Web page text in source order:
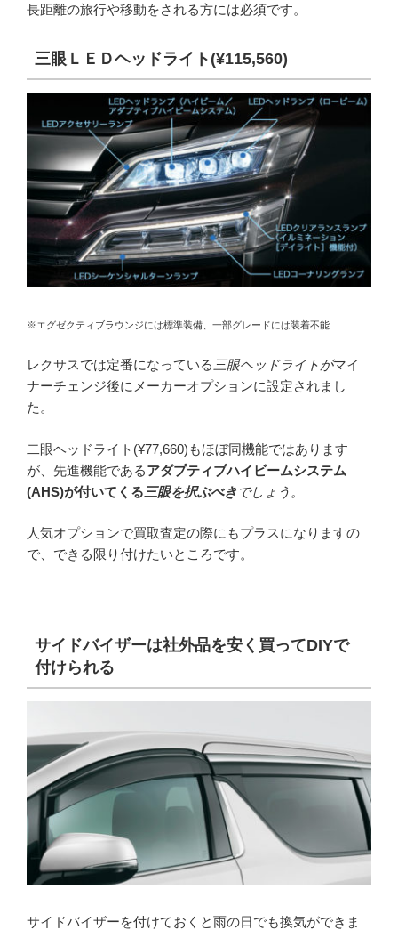
長距離の旅行や移動をされる方には必須です。
三眼ＬＥＤヘッドライト(¥115,560)
※エグゼクティブラウンジには標準装備、一部グレードには装着不能
レクサスでは定番になっている 三眼ヘッドライトがマイ
ナーチェンジ後にメーカーオプションに設定されまし
た。
二眼ヘッドライト(¥77,660)もほぼ同機能ではあります
が、先進機能であるアダプティブハイビームシステム
(AHS)が付いてくる 三眼を択ぶべき でしょう。
人気オプションで買取査定の際にもプラスになりますの
で、できる限り付けたいところです。
サイドバイザーは社外品を安く買ってDIYで
付けられる
サイドバイザーを付けておくと雨の日でも換気ができま